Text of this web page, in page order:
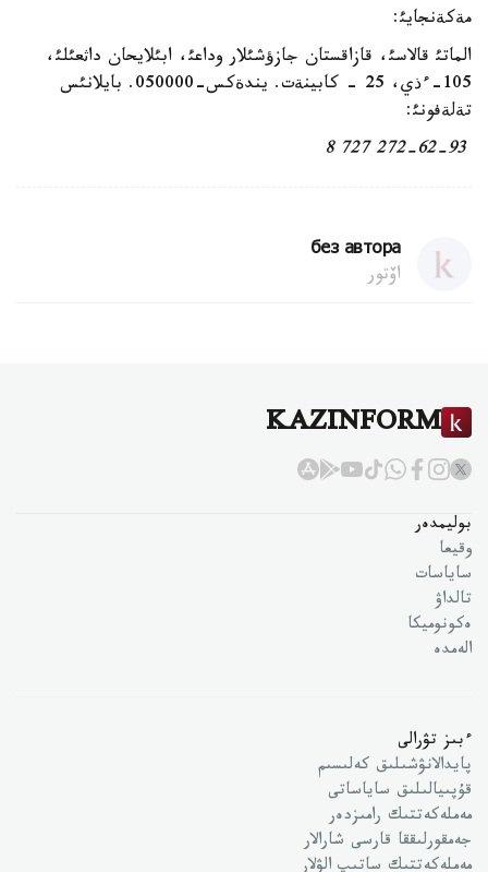
مةكةنجايئ:
الماتئ قالاسئ، قازاقستان جازؤشئلار وداعئ، ابئلايحان داثعئلئ،
105-ءذي، 25 - كابينةت. يندةكس-050000. بايلانئس
تةلةفونئ:
272-62-93
727
8
без автора
اۆتور
KAZINFORM
بوليمدەر
وقيعا
ساياسات
تالداۋ
ەكونوميكا
الەمدە
ءبىز تۋرالى
پايدالانۋشىلىق كەلىسىم
قۇپىيالىلىق ساياساتى
مەملەكەتتىك رامىزدەر
جەمقورلىققا قارسى شارالار